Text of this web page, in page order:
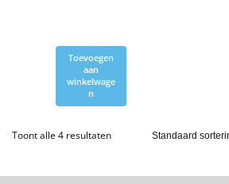
Toevoegen
aan
winkelwage
n
Toont alle 4 resultaten